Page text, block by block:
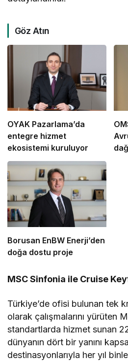
Göz Atın
OYAK Pazarlama’da
entegre hizmet
ekosistemi kuruluyor
Borusan EnBW Enerji’den
doğa dostu proje
MSCSinfonia ile Cruise
Türkiye’de ofisi bulunan tek
olarak çalışmalarını yürüten
standartlarda hizmet sunan 2
dünyanın dört bir yanını
destinasyonlarıyla her yıl